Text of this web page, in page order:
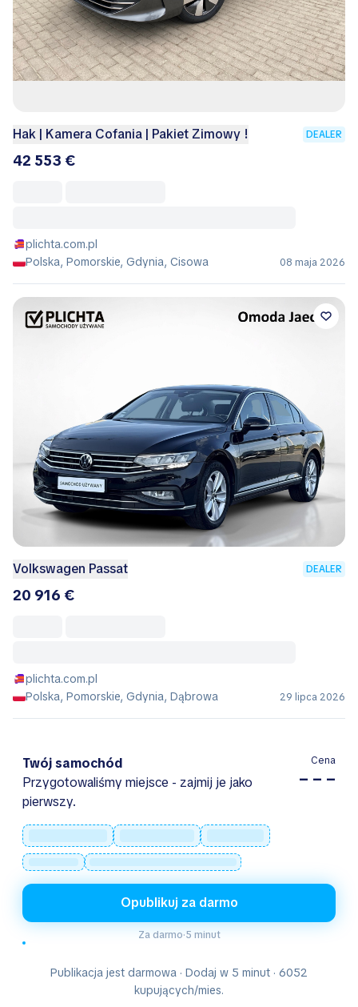
Hak | Kamera Cofania | Pakiet Zimowy ! DEALER
42 553 €
plichta.com.pl
Polska, Pomorskie, Gdynia, Cisowa
08 maja 2026
Volkswagen Passat DEALER
20 916 €
plichta.com.pl
Polska, Pomorskie, Gdynia, Dąbrowa
29 lipca 2026
Twój samochód
Przygotowaliśmy miejsce - zajmij je jako
pierwszy.
Cena
– – –
Opublikuj za darmo
Za darmo·5 minut
Publikacja jest darmowa · Dodaj w 5 minut · 6052
kupujących/mies.